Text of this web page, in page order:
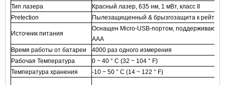
Тип лазера
Красный лазер, 635 нм, 1 мВт, класс II
Pretection
Пылезащищенный & брызгозащита к
Источник питания
Оснащен Micro-USB-портом,
AAA
Время работы от батареи
4000 раз одного измерения
Рабочая Температура
0 ~ 40 ° C (32 ~ 104 ° F)
Температура хранения
-10 ~ 50 ° C (14 ~ 122 ° F)